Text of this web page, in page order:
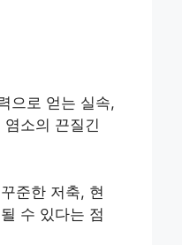
으로 얻는 실속,
소의 끈질긴
준한 저축, 현
수 있다는 점